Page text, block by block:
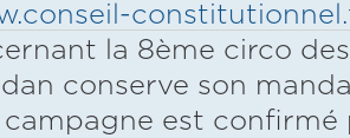
la 8ème circo
conserve son
est confirmé